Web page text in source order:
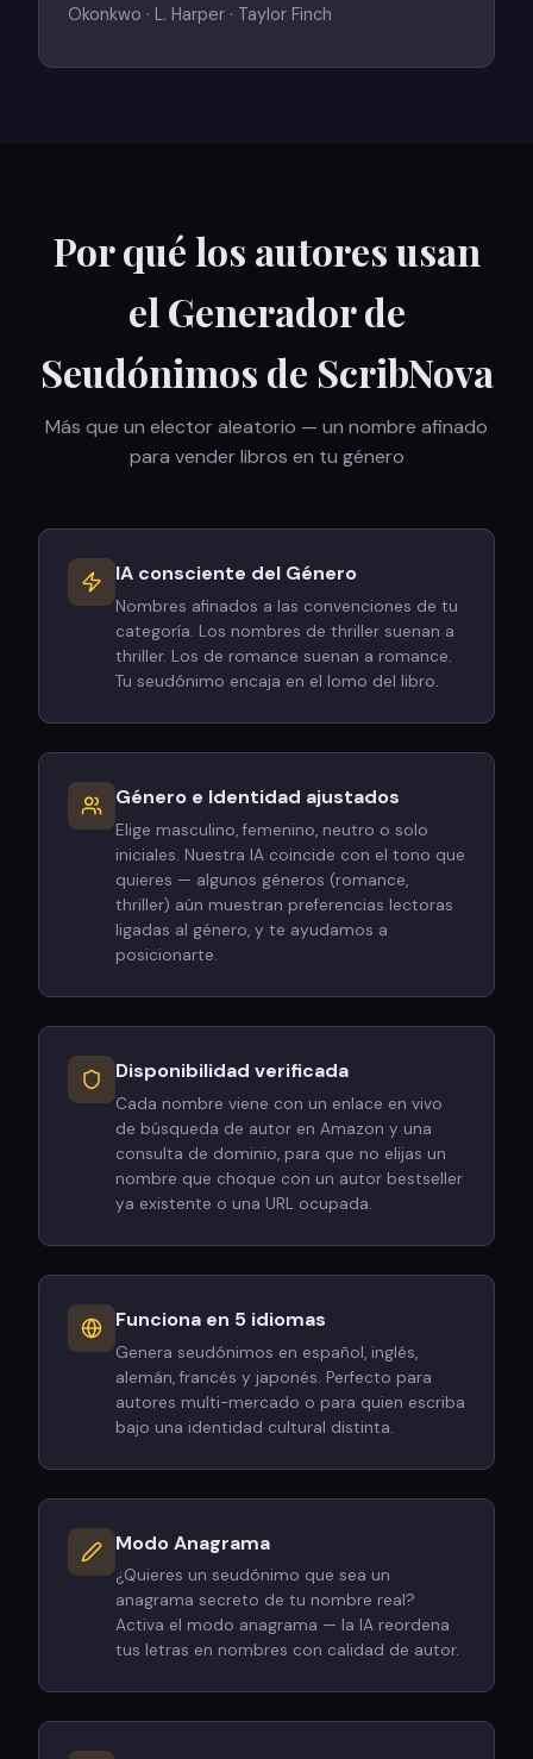
Okonkwo · L. Harper · Taylor Finch
Por qué los autores usan
el Generador de
Seudónimos de ScribNova
Más que un elector aleatorio — un nombre afinado
para vender libros en tu género
IA consciente del Género
Nombres afinados a las convenciones de tu
categoría. Los nombres de thriller suenan a
thriller. Los de romance suenan a romance.
Tu seudónimo encaja en el lomo del libro.
Género e Identidad ajustados
Elige masculino, femenino, neutro o solo
iniciales. Nuestra IA coincide con el tono que
quieres — algunos géneros (romance,
thriller) aún muestran preferencias lectoras
ligadas al género, y te ayudamos a
posicionarte.
Disponibilidad verificada
Cada nombre viene con un enlace en vivo
de búsqueda de autor en Amazon y una
consulta de dominio, para que no elijas un
nombre que choque con un autor bestseller
ya existente o una URL ocupada.
Funciona en 5 idiomas
Genera seudónimos en español, inglés,
alemán, francés y japonés. Perfecto para
autores multi-mercado o para quien escriba
bajo una identidad cultural distinta.
Modo Anagrama
¿Quieres un seudónimo que sea un
anagrama secreto de tu nombre real?
Activa el modo anagrama — la IA reordena
tus letras en nombres con calidad de autor.